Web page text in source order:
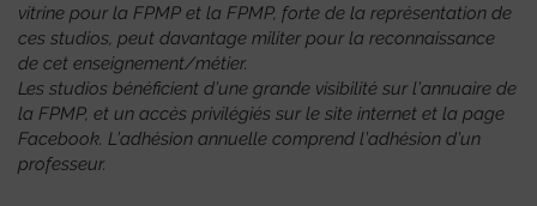
vitrine pour la FPMP et la FPMP, forte de la représentation de
ces studios, peut davantage militer pour la reconnaissance
de cet enseignement/métier.
Les studios bénéficient d’une grande visibilité sur l’annuaire de
la FPMP, et un accès privilégiés sur le site internet et la page
Facebook. L’adhésion annuelle comprend l’adhésion d’un
professeur.